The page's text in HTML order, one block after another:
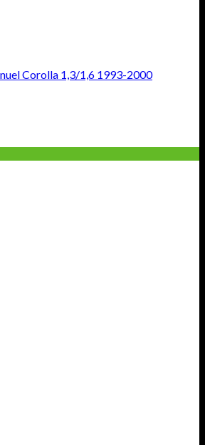
Corolla 1,3/1,6 1993-2000